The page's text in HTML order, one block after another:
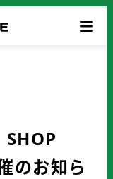
SHOP
のお知ら